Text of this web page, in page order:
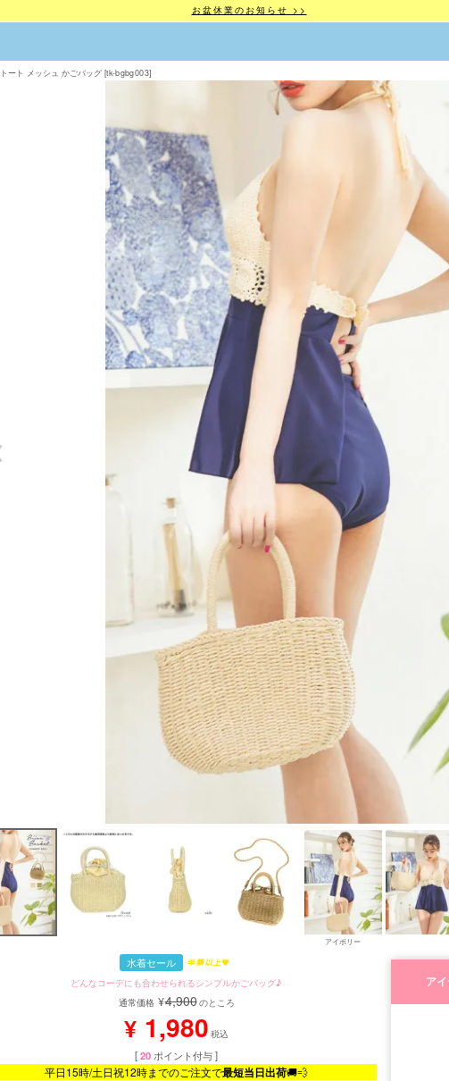
お盆休業のお知らせ >>
ート メッシュ かごバッグ [tk-bgbg003]
アイボリー
水着セール
どんなコーデにも合わせられるシンプルかごバッグ♪
通常価格 ¥4,900のところ
¥ 1,980 税込
[20 ポイント付与 ]
平日15時/土日祝12時までのご注文で最短当日出荷🚚💨
ア